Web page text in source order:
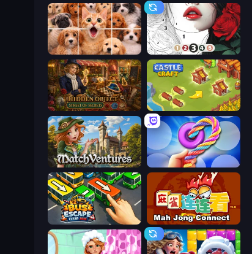
Jigpic Solitaire Numicolor
Hidden Object: Street Of Secrets Castle Craft
MatchVentures Twisted Tangle
Bus Escape: Clear Jam Mahjong Connect (Legacy)